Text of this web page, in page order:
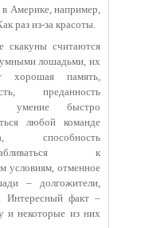
в Америке, например,
раз из-за красоты.
скакуны считаются
лошадьми, их
хорошая память,
преданность
умение быстро
любой команде
способность
к
условиям, отменное
– долгожители,
Интересный факт –
и некоторые из них